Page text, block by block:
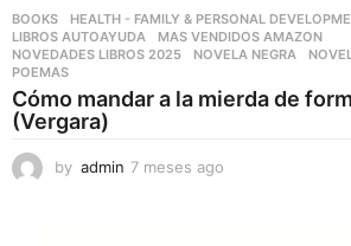
BOOKS ,HEALTH - FAMILY & PERSONAL
LIBROS AUTOAYUDA
,MAS VENDIDOS AMAZON
NOVEDADES LIBROS 2025
,NOVELA NEGRA ,
POEMAS
Cómo mandar a la mierda de
(Vergara)
by admin 7 meses ago